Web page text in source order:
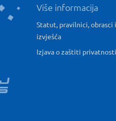
Više informacija
Statut, pravilnici, obrasci
izvješća
Izjava o zaštiti privatnosti